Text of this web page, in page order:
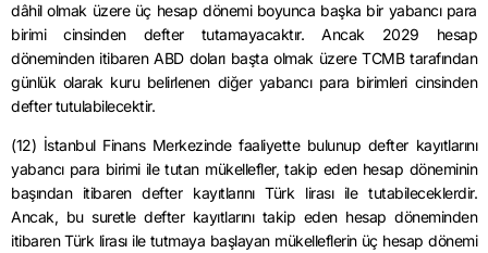
dâhil olmak üzere üç hesap dönemi boyunca başka bir yabancı para
birimi cinsinden defter tutamayacaktır. Ancak 2029 hesap
döneminden itibaren ABD doları başta olmak üzere TCMB tarafından
günlük olarak kuru belirlenen diğer yabancı para birimleri cinsinden
defter tutulabilecektir.
(12) İstanbul Finans Merkezinde faaliyette bulunup defter kayıtlarını
yabancı para birimi ile tutan mükellefler, takip eden hesap döneminin
başından itibaren defter kayıtlarını Türk lirası ile tutabileceklerdir.
Ancak, bu suretle defter kayıtlarını takip eden hesap döneminden
itibaren Türk lirası ile tutmaya başlayan mükelleflerin üç hesap dönemi